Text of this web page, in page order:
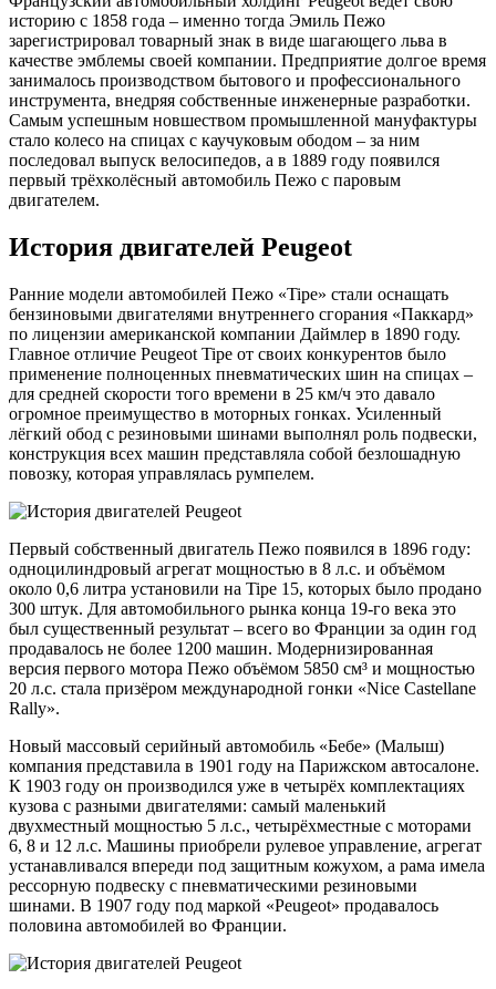
историю с 1858 года – именно тогда Эмиль Пежо
зарегистрировал товарный знак в виде шагающего льва в
качестве эмблемы своей компании. Предприятие долгое время
занималось производством бытового и профессионального
инструмента, внедряя собственные инженерные разработки.
Самым успешным новшеством промышленной мануфактуры
стало колесо на спицах с каучуковым ободом – за ним
последовал выпуск велосипедов, а в 1889 году появился
первый трёхколёсный автомобиль Пежо с паровым
двигателем.
История двигателей Peugeot
Ранние модели автомобилей Пежо «Tipe» стали оснащать
бензиновыми двигателями внутреннего сгорания «Паккард»
по лицензии американской компании Даймлер в 1890 году.
Главное отличие Peugeot Tipe от своих конкурентов было
применение полноценных пневматических шин на спицах –
для средней скорости того времени в 25 км/ч это давало
огромное преимущество в моторных гонках. Усиленный
лёгкий обод с резиновыми шинами выполнял роль подвески,
конструкция всех машин представляла собой безлошадную
повозку, которая управлялась румпелем.
Первый собственный двигатель Пежо появился в 1896 году:
одноцилиндровый агрегат мощностью в 8 л.с. и объёмом
около 0,6 литра установили на Tipe 15, которых было продано
300 штук. Для автомобильного рынка конца 19-го века это
был существенный результат – всего во Франции за один год
продавалось не более 1200 машин. Модернизированная
версия первого мотора Пежо объёмом 5850 см³ и мощностью
20 л.с. стала призёром международной гонки «Nicе Cаstеllаnе
Rаlly».
Новый массовый серийный автомобиль «Бебе» (Малыш)
компания представила в 1901 году на Парижском автосалоне.
К 1903 году он производился уже в четырёх комплектациях
кузова с разными двигателями: самый маленький
двухместный мощностью 5 л.с., четырёхместные с моторами
6, 8 и 12 л.с. Машины приобрели рулевое управление, агрегат
устанавливался впереди под защитным кожухом, а рама имела
рессорную подвеску с пневматическими резиновыми
шинами. В 1907 году под маркой «Peugeot» продавалось
половина автомобилей во Франции.